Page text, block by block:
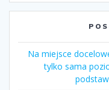
Na miejsce
tylko sama